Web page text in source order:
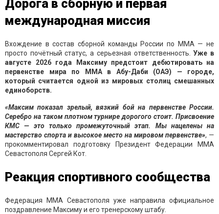
Дорога в сборную и первая
международная миссия
Вхождение в состав сборной команды России по ММА — не
просто почётный статус, а серьезная ответственность.Уже в
августе 2026 года Максиму предстоит дебютировать на
первенстве мира по ММА в Абу-Даби (ОАЭ) — городе,
который считается одной из мировых столиц смешанных
единоборств.
«Максим показал зрелый, вязкий бой на первенстве России.
Серебро на таком плотном турнире дорогого стоит. Присвоение
КМС — это только промежуточный этап. Мы нацелены на
мастерство спорта и высокое место на мировом первенстве», —
прокомментировал подготовку Президент Федерации ММА
Севастополя Сергей Кот.
Реакция спортивного сообщества
Федерация ММА Севастополя уже направила официальное
поздравление Максиму и его тренерскому штабу.